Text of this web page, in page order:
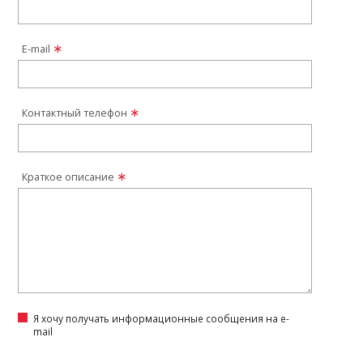
E-mail
Контактный телефон
Краткое описание
Я хочу получать информационные сообщения на e-
mail